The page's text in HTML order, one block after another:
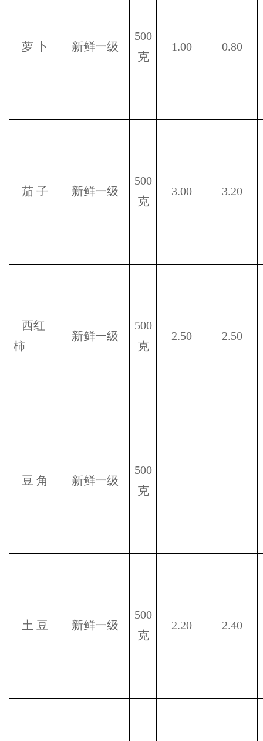
萝 卜 新鲜一级
500
克
1.00 0.80
茄 子 新鲜一级
500
克
3.00 3.20
西红
柿
新鲜一级
500
克
2.50 2.50
豆 角 新鲜一级
500
克
土 豆 新鲜一级
500
克
2.20 2.40